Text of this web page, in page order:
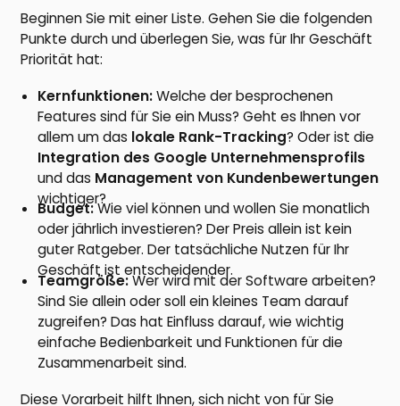
Beginnen Sie mit einer Liste. Gehen Sie die folgenden
Punkte durch und überlegen Sie, was für Ihr Geschäft
Priorität hat:
Kernfunktionen:Welche der besprochenen
Features sind für Sie ein Muss? Geht es Ihnen vor
allem um das lokale Rank-Tracking? Oder ist die
Integration des Google Unternehmensprofils
und das Management von Kundenbewertungen
wichtiger?
Budget:Wie viel können und wollen Sie monatlich
oder jährlich investieren? Der Preis allein ist kein
guter Ratgeber. Der tatsächliche Nutzen für Ihr
Geschäft ist entscheidender.
Teamgröße:Wer wird mit der Software arbeiten?
Sind Sie allein oder soll ein kleines Team darauf
zugreifen? Das hat Einfluss darauf, wie wichtig
einfache Bedienbarkeit und Funktionen für die
Zusammenarbeit sind.
Diese Vorarbeit hilft Ihnen, sich nicht von für Sie